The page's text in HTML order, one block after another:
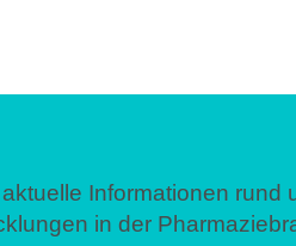
Informationen rund
in der